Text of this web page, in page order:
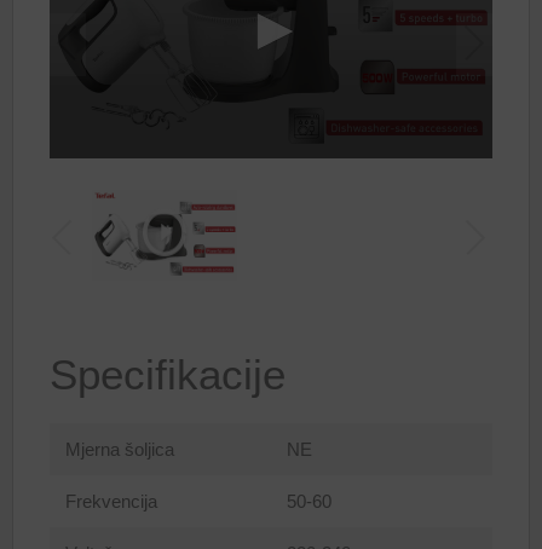
Specifikacije
Mjerna šoljica NE
Frekvencija 50-60